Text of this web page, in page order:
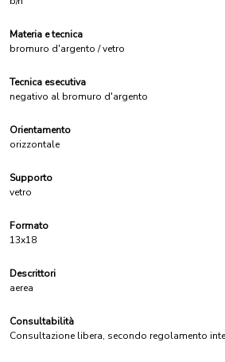
Materia e tecnica
bromuro d'argento / vetro
Tecnica esecutiva
negativo al bromuro d'argento
Orientamento
orizzontale
Supporto
vetro
Formato
13x18
Descrittori
aerea
Consultabilità
Consultazione libera, secondo regolamento